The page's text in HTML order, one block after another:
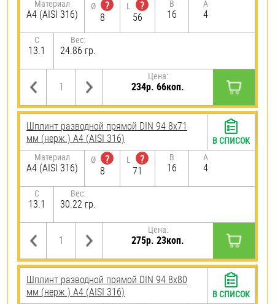
Материал
A4 (AISI 316)
Ø
?
8
L
?
56
B
16
A
4
C
13.1
Вес:
24.86 гр.
Цена:
234р. 66коп.
Шплинт разводной прямой DIN 94 8х71
мм (нерж.) A4 (AISI 316)
Материал
A4 (AISI 316)
Ø
?
8
L
?
71
B
16
A
4
C
13.1
Вес:
30.22 гр.
Цена:
275р. 23коп.
В СПИСОК
Шплинт разводной прямой DIN 94 8х80
мм (нерж.) A4 (AISI 316)
В СПИСОК